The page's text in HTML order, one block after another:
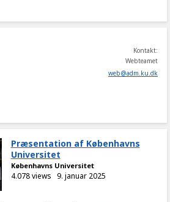
Kontakt:
Webteamet
web@adm.ku.dk
Præsentation af Københavns
Universitet
Københavns Universitet
4.078 views 9. januar 2025